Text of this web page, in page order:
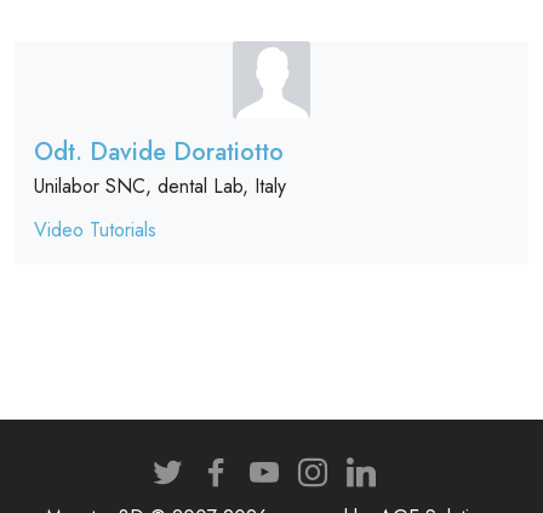
Odt. Davide Doratiotto
Unilabor SNC, dental Lab, Italy
Video Tutorials